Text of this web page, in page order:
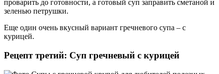
проварить до готовности, а готовый суп заправить сметаной и
зеленью петрушки.
Еще один очень вкусный вариант гречневого супа – с
курицей.
Рецепт третий: Суп гречневый с курицей